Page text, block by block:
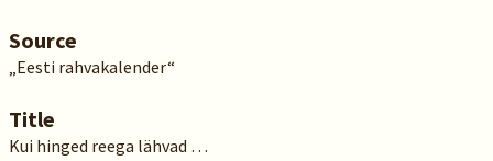
Source
„Eesti rahvakalender“
Title
Kui hinged reega lähvad …